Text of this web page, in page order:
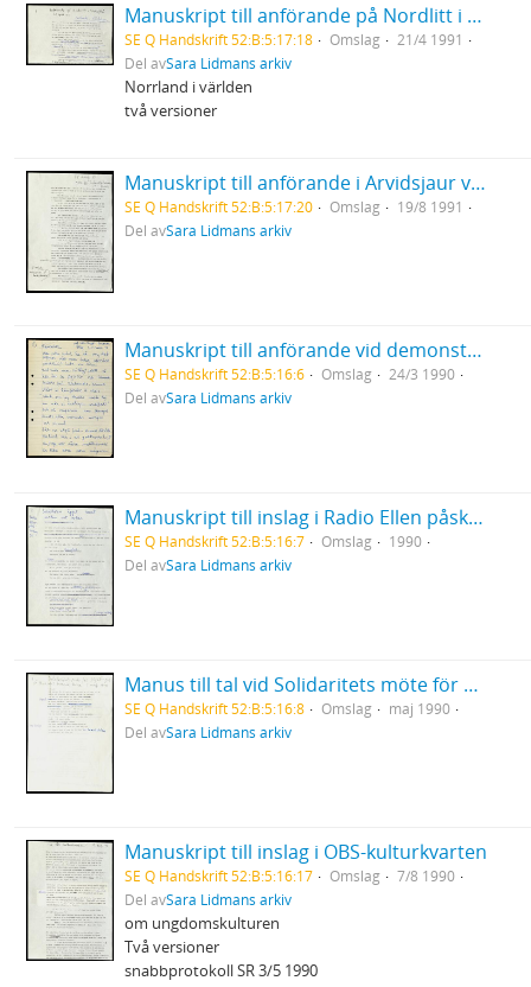
Manuskript till anförande på Nordlitt i Skellefteå
SE Q Handskrift 52:B:5:17:18 Omslag
21/4 1991
Del avSara Lidmans arkiv
Norrland i världen
två versioner
Manuskript till anförande i Arvidsjaur vid gala för Inlandsbanan
SE Q Handskrift 52:B:5:17:20 Omslag
19/8 1991
Del avSara Lidmans arkiv
Manuskript till anförande vid demonstration mot kärnkraft i Göteborg
SE Q Handskrift 52:B:5:16:6 Omslag
24/3 1990
Del avSara Lidmans arkiv
Manuskript till inslag i Radio Ellen påskafton 1990 "Saltkorn ägget runt med det kokar"
SE Q Handskrift 52:B:5:16:7 Omslag
1990
Del avSara Lidmans arkiv
Manus till tal vid Solidaritets möte för flyktingar
SE Q Handskrift 52:B:5:16:8 Omslag
maj 1990
Del avSara Lidmans arkiv
Manuskript till inslag i OBS-kulturkvarten
SE Q Handskrift 52:B:5:16:17 Omslag
7/8 1990
Del avSara Lidmans arkiv
om ungdomskulturen
Två versioner
snabbprotokoll SR 3/5 1990